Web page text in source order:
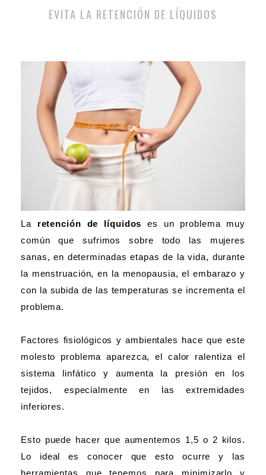
EVITA LA RETENCIÓN DE LÍQUIDOS
La retención de líquidoses un problema muy
común que sufrimos sobre todo las mujeres
sanas, en determinadas etapas de la vida, durante
la menstruación, en la menopausia, el embarazo y
con la subida de las temperaturas se incrementa el
problema.
Factores fisiológicos y ambientales hace que este
molesto problema aparezca, el calor ralentiza el
sistema linfático y aumenta la presión en los
tejidos, especialmente en las extremidades
inferiores.
Esto puede hacer que aumentemos 1,5 o 2 kilos.
Lo ideal es conocer que esto ocurre y las